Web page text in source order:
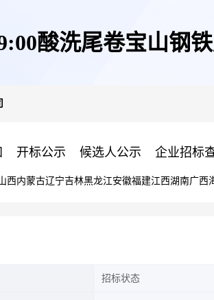
酸洗尾卷宝山钢
开标公示 候选人公示 企业招标
西内蒙古辽宁吉林黑龙江安徽福建江西湖南广西
招标状态